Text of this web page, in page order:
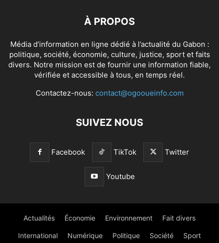
À PROPOS
Média d’information en ligne dédié à l’actualité du Gabon :
politique, société, économie, culture, justice, sport et faits
divers. Notre mission est de fournir une information fiable,
vérifiée et accessible à tous, en temps réel.
Contactez-nous: contact@ogooueinfo.com
SUIVEZ NOUS
Facebook TikTok Twitter
Youtube
Actualités Économie Environnement Fait divers
International Numérique Politique Société Sport